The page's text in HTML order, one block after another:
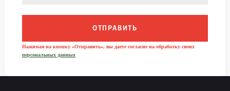
ОТПРАВИТЬ
Нажимая на кнопку «Отправить», вы даете согласие на обработку своих
персональных данных